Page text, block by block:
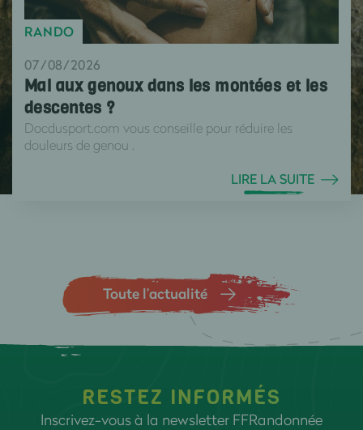
RANDO
07/08/2026
Mal aux genoux dans les montées et les
descentes ?
Docdusport.com vous conseille pour réduire les
douleurs de genou .
LIRE LA SUITE
Toute l’actualité
RESTEZ INFORMÉS
Inscrivez-vous à la newsletter FFRandonnée